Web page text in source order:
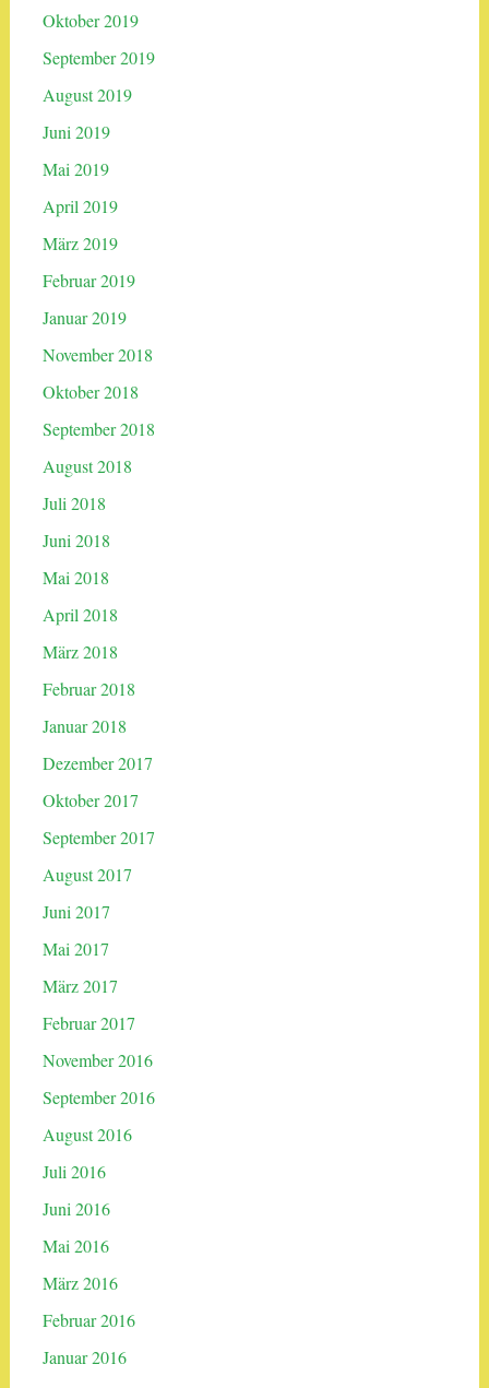
Oktober 2019
September 2019
August 2019
Juni 2019
Mai 2019
April 2019
März 2019
Februar 2019
Januar 2019
November 2018
Oktober 2018
September 2018
August 2018
Juli 2018
Juni 2018
Mai 2018
April 2018
März 2018
Februar 2018
Januar 2018
Dezember 2017
Oktober 2017
September 2017
August 2017
Juni 2017
Mai 2017
März 2017
Februar 2017
November 2016
September 2016
August 2016
Juli 2016
Juni 2016
Mai 2016
März 2016
Februar 2016
Januar 2016